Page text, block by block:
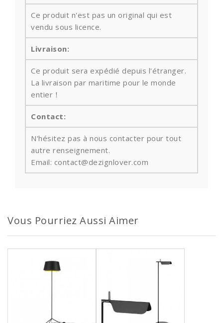
Ce produit n'est pas un original qui est
vendu sous licence.
Livraison:
Ce produit sera expédié depuis l'étranger.
La livraison par maritime pour le monde
entier！
Contact:
N'hésitez pas à nous contacter pour tout
autre renseignement.
Email: contact@dezignlover.com
Vous Pourriez Aussi Aimer